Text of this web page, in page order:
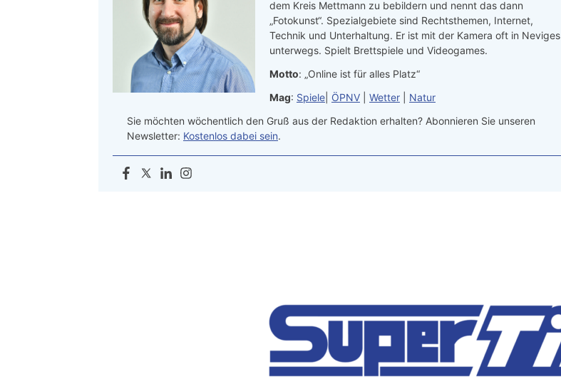
dem Kreis Mettmann zu bebildern und nennt das dann
„Fotokunst“. Spezialgebiete sind Rechtsthemen, Internet,
Technik und Unterhaltung. Er ist mit der Kamera oft in Neviges
unterwegs. Spielt Brettspiele und Videogames.
Motto: „Online ist für alles Platz“
Mag: Spiele ÖPNV Wetter
Natur
Sie möchten wöchentlich den Gruß aus der Redaktion erhalten? Abonnieren Sie unseren
Newsletter: Kostenlos dabei sein.